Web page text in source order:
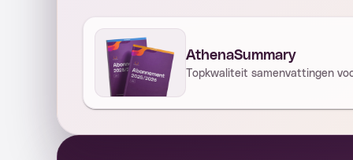
AthenaSummary
Topkwaliteit samenvattingen